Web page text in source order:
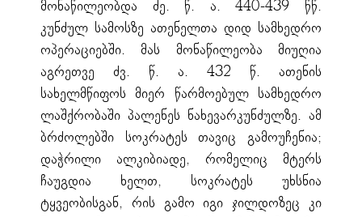
მონაწილეობდა ძე. წ. ა. 440-439 წწ.
კუნძულ სამოსზე ათენელთა დიდ სამხედრო
ოპერაციებში. მას მონაწილეობა მიუღია
აგრეთვე ძვ. წ. ა. 432 წ. ათენის
სახელმწიფოს მიერ წარმოებულ სამხედრო
ლაშქრობაში პალენეს ნახევარკუნძულზე. ამ
ბრძოლებში სოკრატეს თავიც გამოუჩენია;
დაჭრილი ალკიბიადე, რომელიც მტერს
ჩაუგდია ხელთ, სოკრატეს უხსნია
ტყვეობისგან, რის გამო იგი ჯილდოზეც კი